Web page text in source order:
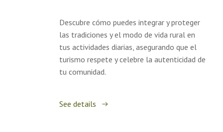
Descubre cómo puedes integrar y proteger
las tradiciones y el modo de vida rural en
tus actividades diarias, asegurando que el
turismo respete y celebre la autenticidad de
tu comunidad.
See details